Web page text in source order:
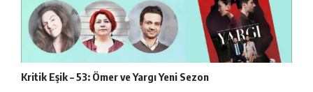
Kritik Eşik – 53: Ömer ve Yargı Yeni Sezon